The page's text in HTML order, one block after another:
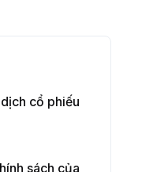
cổ phiếu
sách của